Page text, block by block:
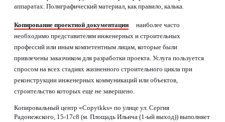
аппаратах. Полиграфический материал, как правило, калька.
Копирование проектной документации
наиболее часто
необходимо представителям инженерных и строительных
профессий или иным компетентным лицам, которые были
привлечены заказчиком для разработки проекта. Услуга пользуется
спросом на всех стадиях жизненного строительного цикла при
реконструкции инженерных коммуникаций или объектов,
строительство которых еще не завершено.
Копировальный центр «Copytkks» по улице ул. Сергия
Радонежского, 15-17с8 (м. Площадь Ильича (1-ый выход)) выполняет